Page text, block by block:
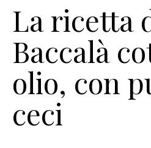
La ricetta
Baccalà
olio, con
ceci